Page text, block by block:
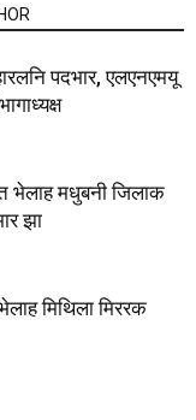
पदभार, एलएनएमयू
भेलाह मधुबनी जिलाक
झा
मिथिला मिररक